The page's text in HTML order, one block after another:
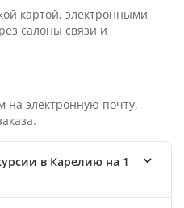
картой, электронными
салоны связи и
на электронную почту,
в Карелию на 1